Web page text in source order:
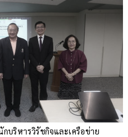
บริหารวิรัชกิจและเครือข่าย